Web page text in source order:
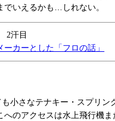
いえるかも…しれない。
2汗目
カーとした「フロの話」
小さなテナキー・スプリン
のアクセスは水上飛行機